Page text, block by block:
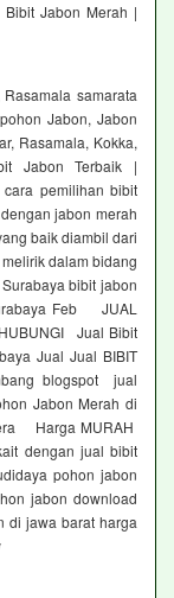
Jabon Merah |
samarata
Jabon, Jabon
Rasamala, Kokka,
Jabon Terbaik |
pemilihan bibit
jabon merah
baik diambil dari
dalam bidang
bibit jabon
Feb JUAL
HUBUNGI Jual Bibit
Jual Jual BIBIT
blogspot jual
Jabon Merah di
Harga MURAH
dengan jual bibit
pohon jabon
jabon download
di jawa barat harga